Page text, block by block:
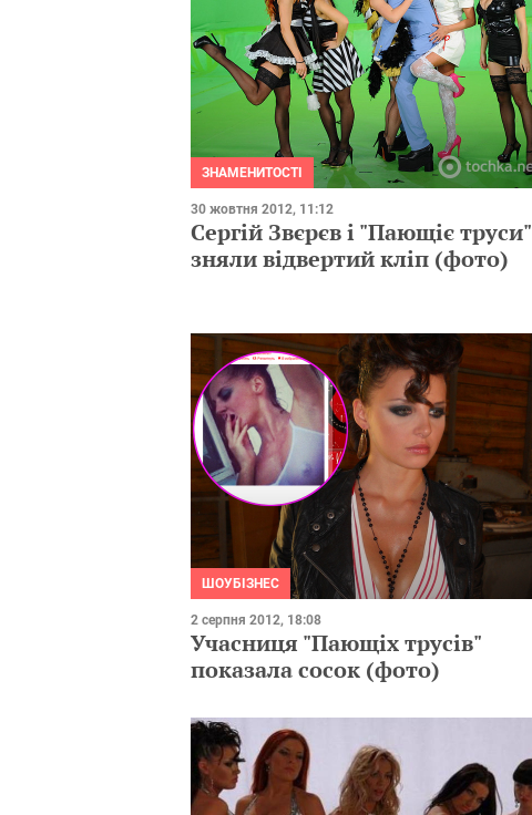
ЗНАМЕНИТОСТІ
30 жовтня 2012, 11:12
Сергій Звєрєв і "Пающіє труси"
зняли відвертий кліп (фото)
ШОУБІЗНЕС
2 серпня 2012, 18:08
Учасниця "Пающіх трусів"
показала сосок (фото)